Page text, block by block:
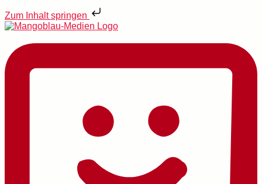
Zum Inhalt springen